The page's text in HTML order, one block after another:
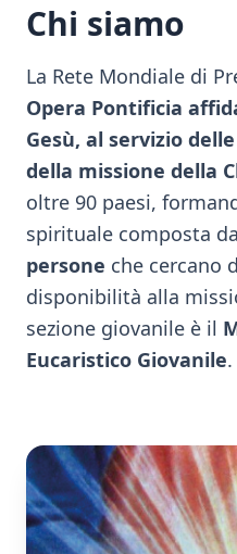
Chi siamo
La Rete Mondiale di
Opera Pontificia
Gesù, al servizio
della missione della
oltre 90 paesi,
spirituale composta
persone che cercano
disponibilità alla
sezione giovanile è il
Eucaristico Giovanile.